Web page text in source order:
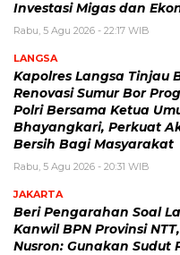
Investasi Migas dan
Rabu, 5 Agu 2026 - 22:17 WIB
LANGSA
Kapolres Langsa Tinjau
Renovasi Sumur Bor
Polri Bersama Ketua
Bhayangkari, Perkuat
Bersih Bagi Masyarakat
Rabu, 5 Agu 2026 - 20:31 WIB
JAKARTA
Beri Pengarahan Soal
Kanwil BPN Provinsi
Nusron: Gunakan Sudut